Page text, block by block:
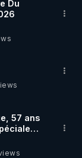
Du
57 ans
🚀✨